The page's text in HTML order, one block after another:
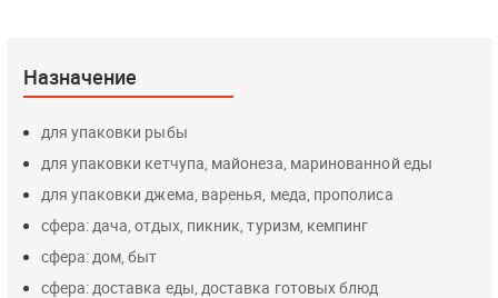
Назначение
для упаковки рыбы
для упаковки кетчупа, майонеза, маринованной еды
для упаковки джема, варенья, меда, прополиса
сфера: дача, отдых, пикник, туризм, кемпинг
сфера: дом, быт
сфера: доставка еды, доставка готовых блюд